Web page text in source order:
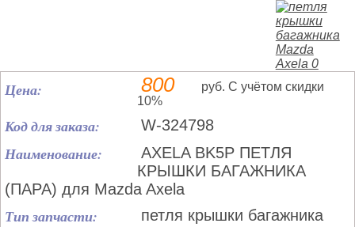
Цена: 800
руб. С учётом скидки
10%
Код для заказа: W-324798
Наименование:
AXELA BK5P ПЕТЛЯ
КРЫШКИ БАГАЖНИКА
(ПАРА) для Mazda Axela
Тип запчасти: петля крышки багажника